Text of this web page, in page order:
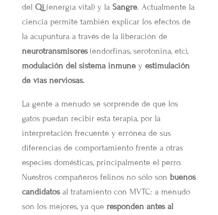
del Qi (energía vital) y la Sangre. Actualmente la
ciencia permite también explicar los efectos de
la acupuntura a través de la liberación de
neurotransmisores(endorfinas, serotonina, etc),
modulación del sistema inmuney estimulación
de vías nerviosas.
La gente a menudo se sorprende de que los
gatos puedan recibir esta terapia, por la
interpretación frecuente y errónea de sus
diferencias de comportamiento frente a otras
especies domésticas, principalmente el perro.
Nuestros compañeros felinos no sólo son buenos
candidatosal tratamiento con MVTC: a menudo
son los mejores, ya que responden antes al